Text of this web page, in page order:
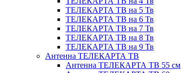
ТЕЛЕКАРТА ТВ на 5 Тв
ТЕЛЕКАРТА ТВ на 6 Тв
ТЕЛЕКАРТА ТВ на 7 Тв
ТЕЛЕКАРТА ТВ на 8 Тв
ТЕЛЕКАРТА ТВ на 9 Тв
Антенна ТЕЛЕКАРТА ТВ
Антенна ТЕЛЕКАРТА ТВ 55 см